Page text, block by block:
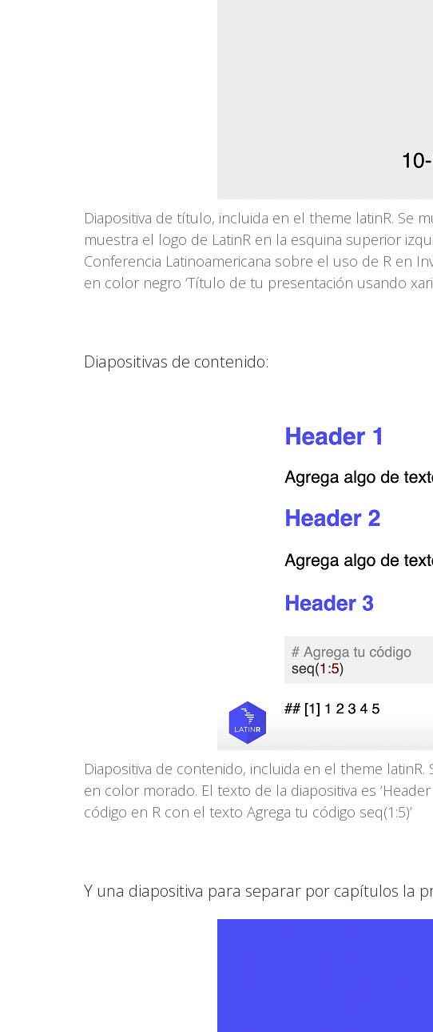
Diapositiva de título, incluida en el theme latinR. Se
muestra el logo de LatinR en la esquina superior
Conferencia Latinoamericana sobre el uso de R en
en color negro ‘Título de tu presentación usando
Diapositivas de contenido:
Diapositiva de contenido, incluida en el theme
en color morado. El texto de la diapositiva es
código en R con el texto Agrega tu código seq(1:5)’
Y una diapositiva para separar por capítulos la